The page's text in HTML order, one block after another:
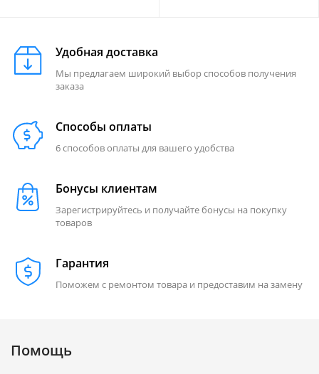
Удобная доставка
Мы предлагаем широкий выбор способов получения
заказа
Способы оплаты
6 способов оплаты для вашего удобства
Бонусы клиентам
Зарегистрируйтесь и получайте бонусы на покупку
товаров
Гарантия
Поможем с ремонтом товара и предоставим на замену
Помощь